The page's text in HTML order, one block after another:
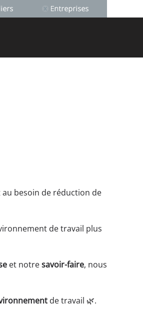
besoin de réduction de
de travail plus
et notresavoir-faire, nous
de travail 🌿.